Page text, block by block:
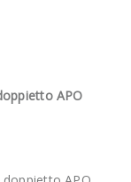
APO